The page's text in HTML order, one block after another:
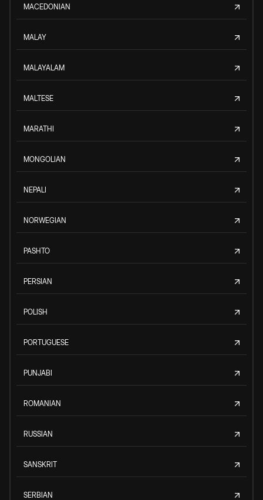
MACEDONIAN
MALAY
MALAYALAM
MALTESE
MARATHI
MONGOLIAN
NEPALI
NORWEGIAN
PASHTO
PERSIAN
POLISH
PORTUGUESE
PUNJABI
ROMANIAN
RUSSIAN
SANSKRIT
SERBIAN